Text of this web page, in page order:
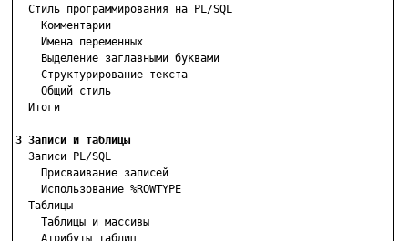
  Стиль программирования на PL/SQL
    Комментарии
    Имена переменных
    Выделение заглавными буквами
    Структурирование текста
    Общий стиль
  Итоги
3 Записи и таблицы
Записи PL/SQL
    Присваивание записей
    Использование %ROWTYPE
  Таблицы
    Таблицы и массивы
    Атрибуты таблиц